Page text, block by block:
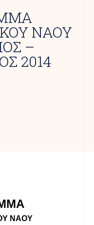
ΝΑΟΥ
–
2014
ΝΑΟΥ